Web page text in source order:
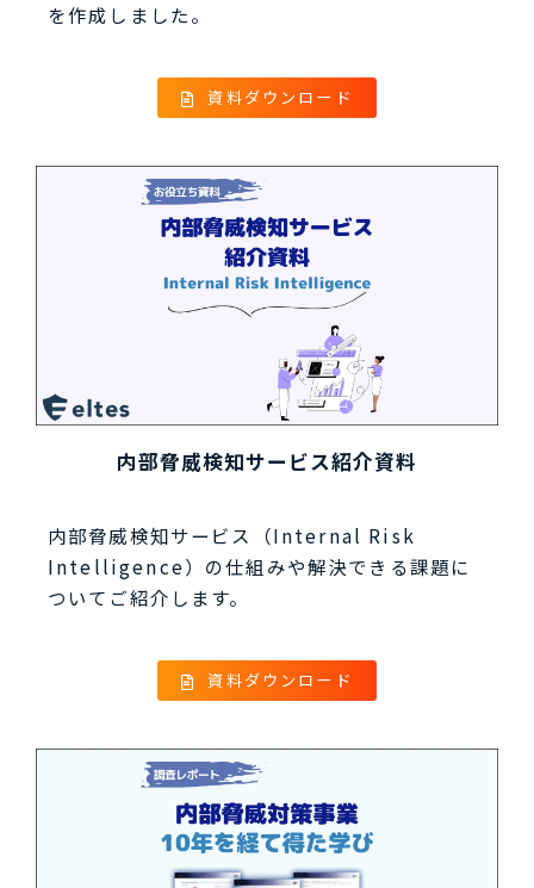
を作成しました。
資料ダウンロード
内部脅威検知サービス紹介資料
内部脅威検知サービス（Internal Risk
Intelligence）の仕組みや解決できる課題に
ついてご紹介します。
資料ダウンロード